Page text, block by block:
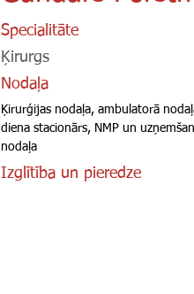
Specialitāte
Ķirurgs
Nodaļa
Ķirurģijas nodaļa, ambulatorā
diena stacionārs, NMP un
nodaļa
Izglītība un pieredze